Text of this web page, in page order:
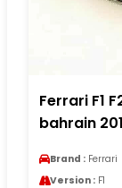
Ferrari F1
bahrain
Brand : Ferrari
Version : F1